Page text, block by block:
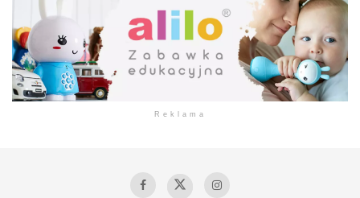
Reklama